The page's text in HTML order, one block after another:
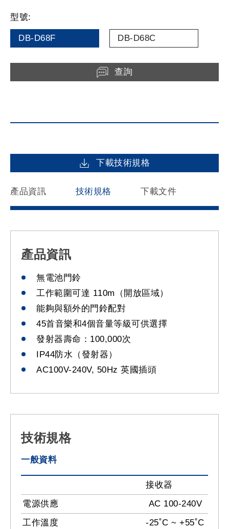
型號:
DB-D68F DB-D68C
查詢
下載技術規格
產品資訊 技術規格 下載文件
產品資訊
無電池門鈴
工作範圍可達 110m（開放區域）
能夠與額外的門鈴配對
45首音樂和4個音量等級可供選擇
發射器壽命：100,000次
IP44防水（發射器）
AC100V-240V, 50Hz 英國插頭
技術規格
一般資料
接收器
電源供應
AC 100-240V
工作溫度
-25˚C ~ +55˚C